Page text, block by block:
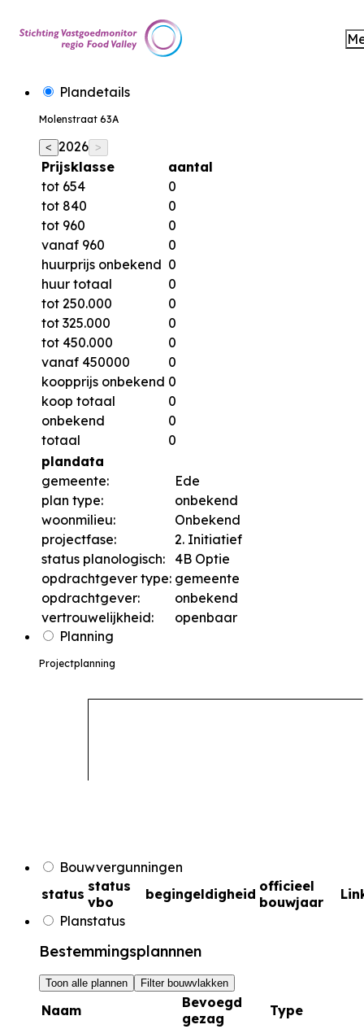
Plandetails
Molenstraat 63A
< 2026 >
Prijsklasse
aantal
tot 654
0
tot 840
0
tot 960
0
vanaf 960
0
huurprijs onbekend 0
huur totaal
0
tot 250.000
0
tot 325.000
0
tot 450.000
0
vanaf 450000
0
koopprijs onbekend 0
koop totaal
0
onbekend
0
totaal
0
plandata
gemeente:
Ede
plan type:
onbekend
woonmilieu:
Onbekend
projectfase:
2. Initiatief
status planologisch:
4B Optie
opdrachtgever type: gemeente
opdrachtgever:
onbekend
vertrouwelijkheid:
openbaar
Planning
Projectplanning
Bouwvergunningen
status status
vbo
begingeldigheid officieel
bouwjaar
Planstatus
Bestemmingsplannnen
Toon alle plannen Filter bouwvlakken
Naam
Bevoegd
gezag
Type